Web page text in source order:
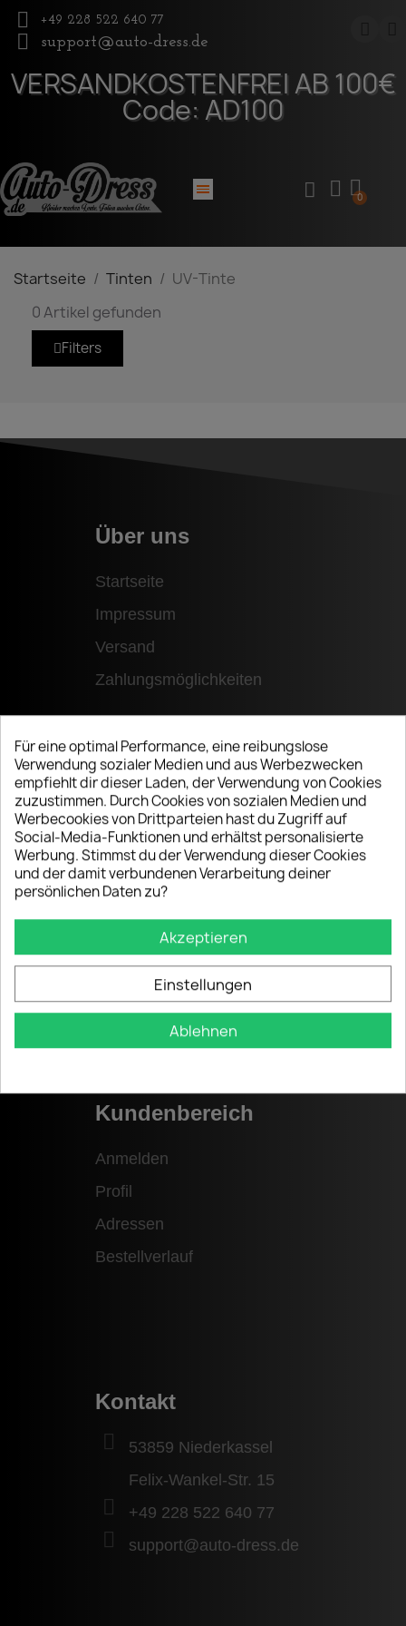
+49 228 522 640 77
support@auto-dress.de
VERSANDKOSTENFREI AB 100€
Code: AD100
Startseite Tinten UV-Tinte
UV-Tinte
0 Artikel gefunden
Filters
Über uns
Startseite
Impressum
Versand
Zahlungsmöglichkeiten
Informationen
Datenschutzverordnung
Allgemeine Geschäftsbedingungen
Versandbedingungen
Widerrufsrecht
Kundenbereich
Anmelden
Profil
Adressen
Bestellverlauf
Kontakt
53859 Niederkassel
Felix-Wankel-Str. 15
+49 228 522 640 77
support@auto-dress.de
Für eine optimal Performance, eine reibungslose
Verwendung sozialer Medien und aus Werbezwecken
empfiehlt dir dieser Laden, der Verwendung von Cookies
zuzustimmen. Durch Cookies von sozialen Medien und
Werbecookies von Drittparteien hast du Zugriff auf
Social-Media-Funktionen und erhältst personalisierte
Werbung. Stimmst du der Verwendung dieser Cookies
und der damit verbundenen Verarbeitung deiner
persönlichen Daten zu?
Akzeptieren
Einstellungen
Ablehnen